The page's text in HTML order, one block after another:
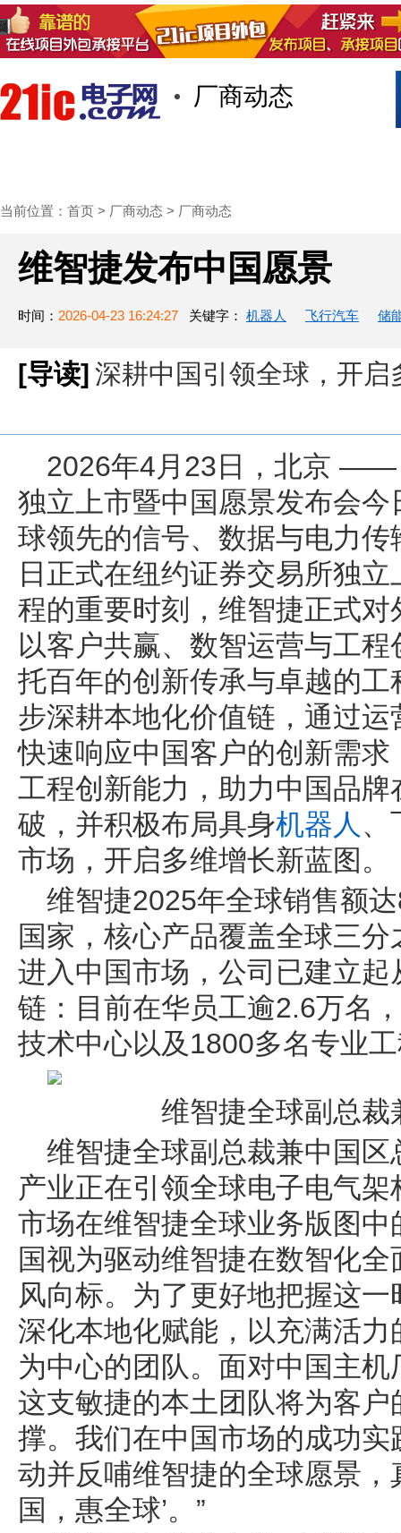
厂商动态
当前位置： 首页 > 厂商动态 > 厂商动态
维智捷发布中国愿景
时间： 2026-04-23 16:24:27 关键字： 机器人 飞行汽车 储
[导读] 深耕中国引领全球，开启
2026年4月23日，北京 ——
独立上市暨中国愿景发布会
球领先的信号、数据与电力
日正式在纽约证券交易所独
程的重要时刻，维智捷正式
以客户共赢、数智运营与工
托百年的创新传承与卓越的
步深耕本地化价值链，通过
快速响应中国客户的创新需
工程创新能力，助力中国品
破，并积极布局具身机器人 、
市场，开启多维增长新蓝图。
维智捷2025年全球销售额
国家，核心产品覆盖全球三
进入中国市场，公司已建立
链：目前在华员工逾2.6万名
技术中心以及1800多名专业
维智捷全球副总
维智捷全球副总裁兼中国区
产业正在引领全球电子电气
市场在维智捷全球业务版图
国视为驱动维智捷在数智化
风向标。为了更好地把握这
深化本地化赋能，以充满活
为中心的团队。面对中国主
这支敏捷的本土团队将为客
撑。我们在中国市场的成功
动并反哺维智捷的全球愿景，
国，惠全球’。”